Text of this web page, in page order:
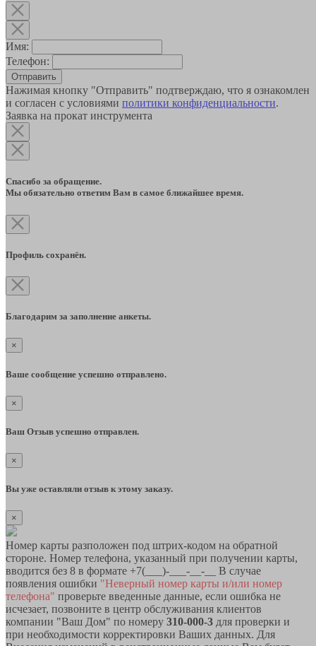
Имя:
Телефон:
Отправить
Нажимая кнопку "Отправить" подтверждаю, что я ознакомлен
и согласен с условиями политики конфиденциальности.
Заявка на прокат инструмента
Спасибо за обращение.
Мы обязательно ответим Вам в самое ближайшее время.
Профиль сохранён.
Благодарим за заполнение анкеты.
×
Ваше сообщение успешно отправлено.
×
Ваш Отзыв успешно отправлен.
×
Вы уже оставляли отзыв к этому заказу.
×
Номер карты разположен под штрих-кодом на обратной
стороне. Номер телефона, указанный при получении карты,
вводится без 8 в формате +7(___)-___-__-__ В случае
появления ошибки "Неверный номер карты и/или номер
телефона" проверьте введенные данные, если ошибка не
исчезает, позвоните в центр обслуживания клиентов
компании "Ваш Дом" по номеру 310-000-3 для проверки и
при необходимости корректировки Ваших данных. Для